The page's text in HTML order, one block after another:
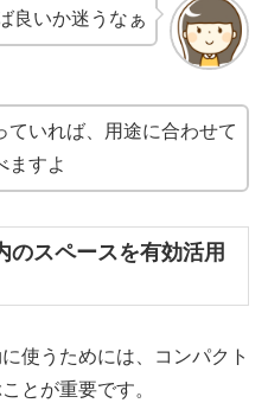
良いか迷うなぁ
ていれば、用途に合わせて
ますよ
のスペースを有効活用
使うためには、コンパクト
とが重要です。